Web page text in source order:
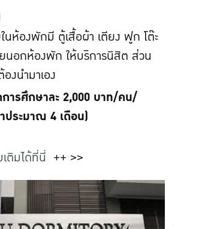
นห้องพักมี ตู้เสื้อผ้า เตียง ฟูก โต๊ะ
นอกห้องพัก ให้บริการนิสิต ส่วน
งนำมาเอง
ารศึกษาละ 2,000 บาท/คน/
ประมาณ 4 เดือน)
ติมได้ที่นี่ ++ >>